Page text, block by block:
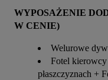
WYPOSAŻENIE
W CENIE)
Welurowe
Fotel
płaszczyznach +